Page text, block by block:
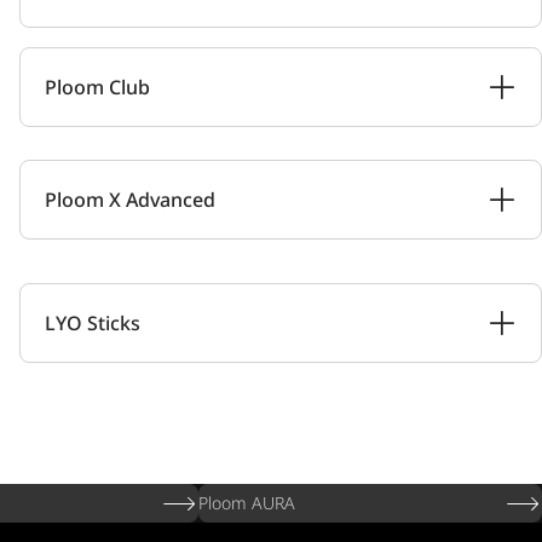
Ploom Club
Ploom X Advanced
LYO Sticks
Ploom AURA